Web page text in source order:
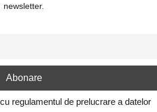
newsletter.
regulamentul de prelucrare a datelor